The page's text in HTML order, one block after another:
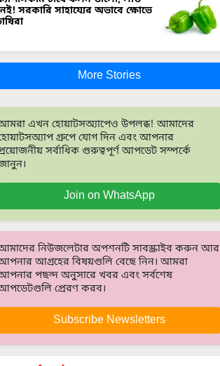
সরকারি সাহায্যের অভাবে ক্ষোভে
More Stories
এখন হোয়াটসঅ্যাপেও উপলব্ধ! আমাদের
গ্রুপে যোগ দিন এবং আপনার
সর্বাধিক গুরুত্বপূর্ণ আপডেট সম্পর্কে
Join on WhatsApp
নিউজলেটার অপশনটি সাবস্ক্রাইব করুন আর
আগ্রহের বিষয়গুলি বেছে নিন। আমরা
পছন্দ অনুসারে খবর এবং সর্বশেষ
প্রেরণ করব।
Subscribe Newsletters